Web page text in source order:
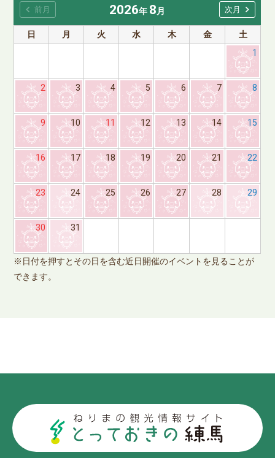
2026年8月
日
月 火 水 木 金
土
1
2 3 4 5 6 7 8
9 10 11 12 13 14 15
16 17 18 19 20 21 22
23 24 25 26 27 28 29
30 31
※日付を押すとその日を含む近日開催のイベントを見ることが
できます。
chevron_left 前月 次月 chevron_right